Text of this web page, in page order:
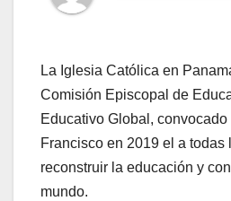
La Iglesia Católica en
Comisión Episcopal de
Educativo Global, convocado
Francisco en 2019 el a todas
reconstruir la educación y
mundo.